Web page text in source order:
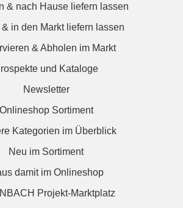
& nach Hause liefern lassen
& in den Markt liefern lassen
& Abholen im Markt
und Kataloge
Newsletter
Onlineshop Sortiment
Kategorien im Überblick
Neu im Sortiment
damit im Onlineshop
Projekt-Marktplatz